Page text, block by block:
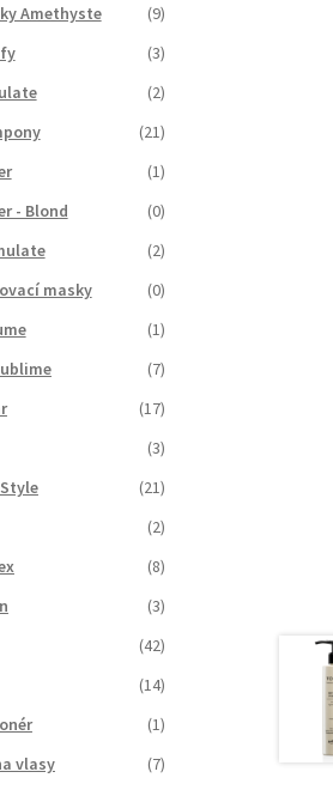
Amethyste
(9)
(3)
(2)
(21)
(1)
- Blond
(0)
(2)
masky
(0)
(1)
(7)
(17)
(3)
(21)
(2)
(8)
(3)
(42)
(14)
(1)
vlasy
(7)